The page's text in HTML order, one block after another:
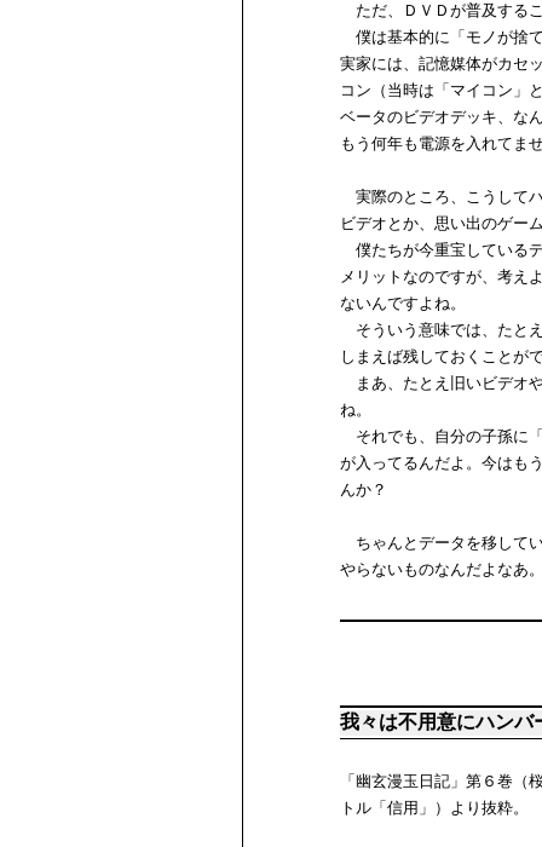
ただ、ＤＶＤが普及する
僕は基本的に「モノが捨
実家には、記憶媒体がカセ
コン（当時は「マイコン」
ベータのビデオデッキ、な
もう何年も電源を入れてま
実際のところ、こうして
ビデオとか、思い出のゲー
僕たちが今重宝している
メリットなのですが、考え
ないんですよね。
そういう意味では、たと
しまえば残しておくことが
まあ、たとえ旧いビデオ
ね。
それでも、自分の子孫に
が入ってるんだよ。今はも
んか？
ちゃんとデータを移して
やらないものなんだよなあ
我々は不用意にハンバ
「幽玄漫玉日記」第６巻
トル「信用」）より抜粋。